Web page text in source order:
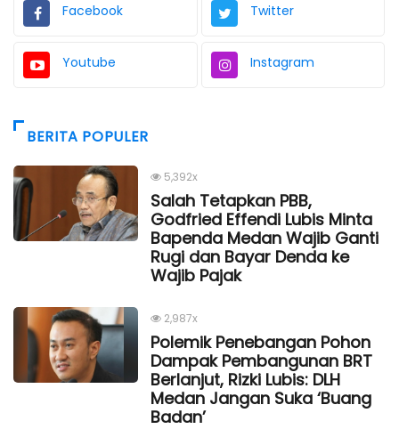
Facebook Twitter
Youtube Instagram
BERITA POPULER
5,392x
Salah Tetapkan PBB,
Godfried Effendi Lubis Minta
Bapenda Medan Wajib Ganti
Rugi dan Bayar Denda ke
Wajib Pajak
2,987x
Polemik Penebangan Pohon
Dampak Pembangunan BRT
Berlanjut, Rizki Lubis: DLH
Medan Jangan Suka ‘Buang
Badan’